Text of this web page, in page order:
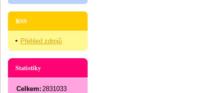
RSS
Přehled zdrojů
Statistiky
Celkem: 2831033